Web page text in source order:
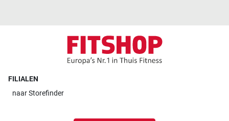
FILIALEN
naarStorefinder